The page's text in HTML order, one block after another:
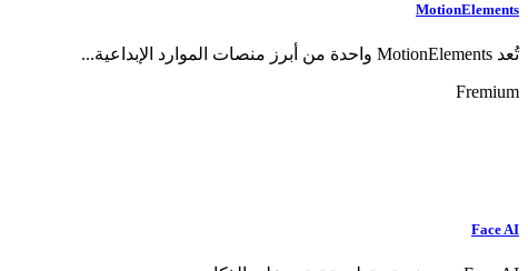
MotionElements
تُعد MotionElements واحدة من أبرز منصات الموارد الإبداعية...
Fremium
Face AI